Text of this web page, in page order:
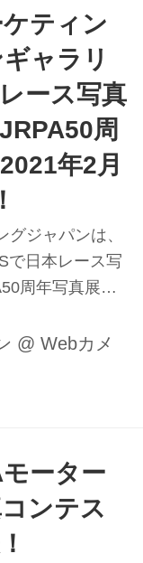
ティン
ャラリ
ース写真
周
年2月
ジャパンは、
で日本レース写
周年写真展」
@ Webカメ
モーター
ンテス